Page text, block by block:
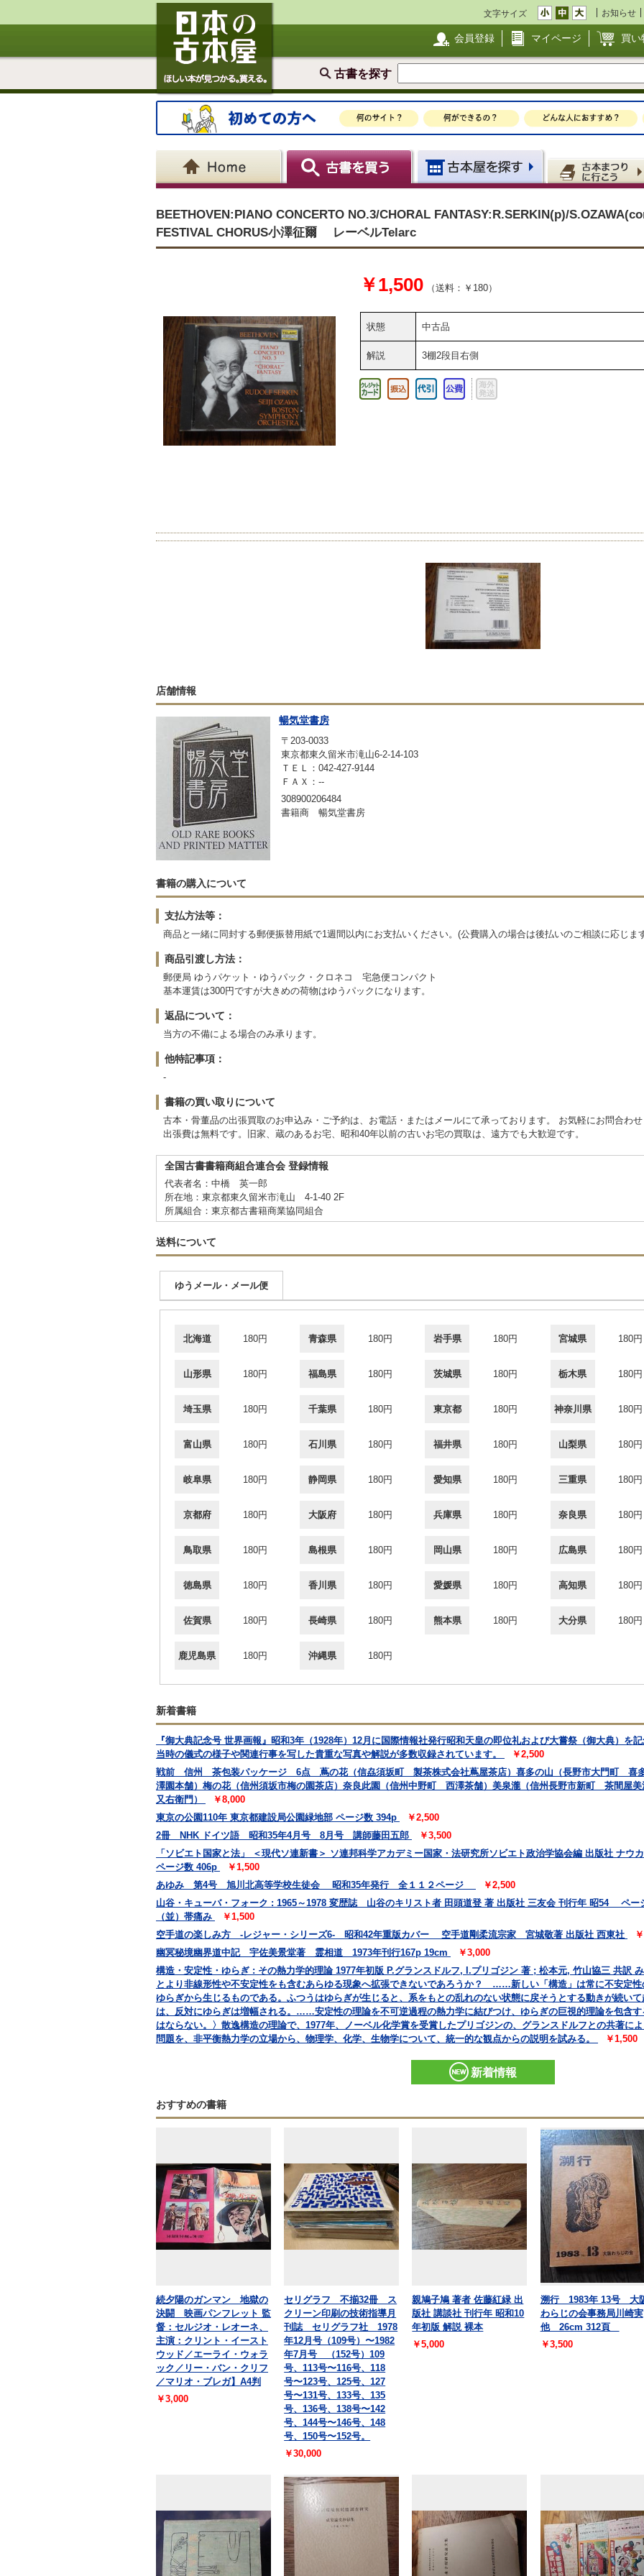
文字サイズ お知らせ
会員登録 マイページ 買い
古書を探す
BEETHOVEN:PIANO CONCERTO NO.3/CHORAL FANTASY:R.SERKIN(p)/
FESTIVAL CHORUS小澤征爾 レーベルTelarc
￥1,500 （送料：￥180）
状態 中古品
解説 3棚2段目右側
店舗情報
暢気堂書房
〒203-0033
東京都東久留米市滝山6-2-14-103
ＴＥＬ：042-427-9144
ＦＡＸ：--
308900206484
書籍商 暢気堂書房
書籍の購入について
支払方法等：
商品と一緒に同封する郵便振替用紙で1週間以内にお支払いください。(公費購入の場合は後払いのご相談に応じま
商品引渡し方法：
郵便局 ゆうパケット・ゆうパック・クロネコ 宅急便コンパクト
基本運賃は300円ですが大きめの荷物はゆうパックになります。
返品について：
当方の不備による場合のみ承ります。
他特記事項：
-
書籍の買い取りについて
古本・骨董品の出張買取のお申込み・ご予約は、お電話・またはメールにて承っております。 お気軽にお問合わ
出張費は無料です。旧家、蔵のあるお宅、昭和40年以前の古いお宅の買取は、遠方でも大歓迎です。
全国古書書籍商組合連合会 登録情報
代表者名：中橋 英一郎
所在地：東京都東久留米市滝山 4-1-40 2F
所属組合：東京都古書籍商業協同組合
送料について
ゆうメール・メール便
北海道 180円 青森県 180円 岩手県 180円 宮城県 180円
山形県 180円 福島県 180円 茨城県 180円 栃木県 180円
埼玉県 180円 千葉県 180円 東京都 180円 神奈川県 180円
富山県 180円 石川県 180円 福井県 180円 山梨県 180円
岐阜県 180円 静岡県 180円 愛知県 180円 三重県 180円
京都府 180円 大阪府 180円 兵庫県 180円 奈良県 180円
鳥取県 180円 島根県 180円 岡山県 180円 広島県 180円
徳島県 180円 香川県 180円 愛媛県 180円 高知県 180円
佐賀県 180円 長崎県 180円 熊本県 180円 大分県 180円
鹿児島県 180円 沖縄県 180円
新着書籍
『御大典記念号 世界画報』昭和3年（1928年）12月に国際情報社発行昭和天皇の即位礼および大嘗祭（御大典）を
当時の儀式の様子や関連行事を写した貴重な写真や解説が多数収録されています。
￥2,500
戦前 信州 茶包装パッケージ 6点 蔦の花（信劦須坂町 製茶株式会社蔦屋茶店）喜多の山（長野市大門町 喜
澤園本舗）梅の花（信州須坂市梅の園茶店）奈良此園（信州中野町 西澤茶舗）美泉瀧（信州長野市新町 茶間屋
又右衛門）
￥8,000
東京の公園110年 東京都建設局公園緑地部 ページ数 394p
￥2,500
2冊 NHK ドイツ語 昭和35年4月号 8月号 講師藤田五郎
￥3,500
「ソビエト国家と法」 ＜現代ソ連新書＞ ソ連邦科学アカデミー国家・法研究所ソビエト政治学協会編 出版社 ナウ
ページ数 406p
￥1,500
あゆみ 第4号 旭川北高等学校生徒会 昭和35年発行 全１１２ページ
￥2,500
山谷・キューバ・フォーク : 1965～1978 変歴誌 山谷のキリスト者 田頭道登 著 出版社 三友会 刊行年 昭54 ペー
（並）帯痛み
￥1,500
空手道の楽しみ方 -レジャー・シリーズ6- 昭和42年重版カバー 空手道剛柔流宗家 宮城敬著 出版社 西東社
幽冥秘境幽界道中記 宇佐美景堂著 霊相道 1973年刊行167p 19cm
￥3,000
構造・安定性・ゆらぎ : その熱力学的理論 1977年初版 P.グランスドルフ, I.プリゴジン 著 ; 松本元, 竹山協三 共訳
とより非線形性や不安定性をも含むあらゆる現象へ拡張できないであろうか？ ……新しい「構造」は常に不安定性
ゆらぎから生じるものである。ふつうはゆらぎが生じると、系をもとの乱れのない状態に戻そうとする動きが続い
は、反対にゆらぎは増幅される。……安定性の理論を不可逆過程の熱力学に結びつけ、ゆらぎの巨視的理論を包含
はならない。〉散逸構造の理論で、1977年、ノーベル化学賞を受賞したプリゴジンの、グランスドルフとの共著に
問題を、非平衡熱力学の立場から、物理学、化学、生物学について、統一的な観点からの説明を試みる。
￥1,500
新着情報
おすすめの書籍
続夕陽のガンマン 地獄の
決闘 映画パンフレット 監
督：セルジオ・レオーネ、
主演：クリント・イースト
ウッド／エーライ・ウォラ
ック／リー・バン・クリフ
／マリオ・ブレガ】A4判
￥3,000
セリグラフ 不揃32冊 ス
クリーン印刷の技術指導月
刊誌 セリグラフ社 1978
年12月号（109号）〜1982
年7月号 （152号）109
号、113号〜116号、118
号〜123号、125号、127
号〜131号、133号、135
号、136号、138号〜142
号、144号〜146号、148
号、150号〜152号。
￥30,000
親鳩子鳩 著者 佐藤紅緑 出
版社 講談社 刊行年 昭和10
年初版 解説 裸本
￥5,000
溯行 1983年 13号 大
わらじの会事務局川崎実
他 26cm 312頁
￥3,500